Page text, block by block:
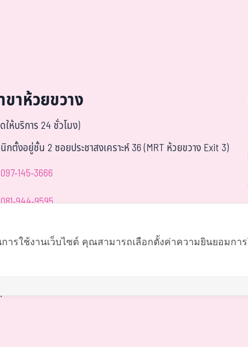
ขาห้วยขวาง
ให้บริการ 24 ชั่วโมง)
กตั้งอยู่ชั้น 2 ซอยประชาสงเคราะห์ 36 (MRT ห้วยขวาง Exit 3)
097-145-3666
081-944-9595
รใช้งานเว็บไซต์ คุณสามารถเลือกตั้งค่าความยินยอมกา